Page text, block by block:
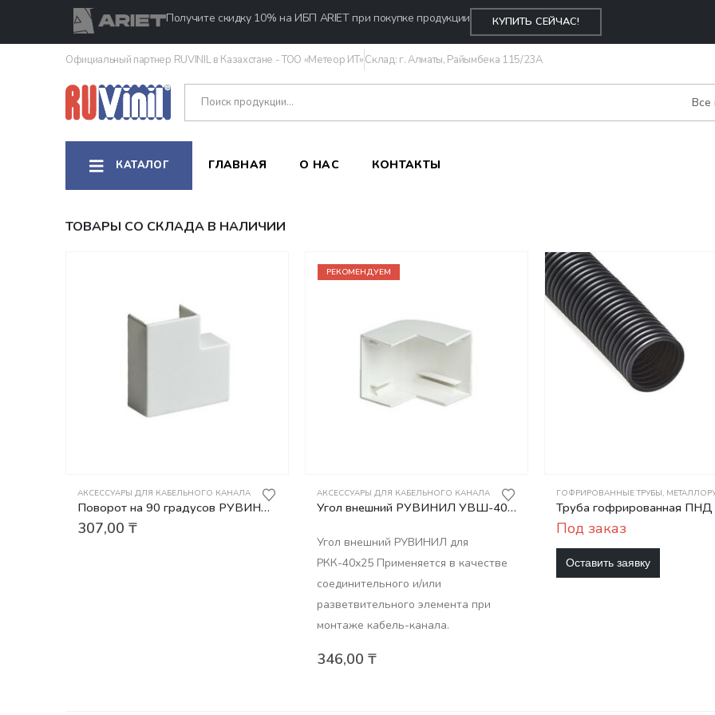
Получите скидку 10% на ИБП ARIET при покупке продукции КУПИТЬ СЕЙЧАС!
Официальный партнер RUVINIL в Казахстане - ТОО «Метеор ИТ»Склад: г. Алматы, Райымбека 115/23A
Все
КАТАЛОГ ГЛАВНАЯ О НАС КОНТАКТЫ
ТОВАРЫ СО СКЛАДА В НАЛИЧИИ
АКСЕССУАРЫ ДЛЯ КАБЕЛЬНОГО КАНАЛА
Поворот на 90 градусов РУВИНИЛ ПВР-40х25
307,00 ₸
РЕКОМЕНДУЕМ
АКСЕССУАРЫ ДЛЯ КАБЕЛЬНОГО КАНАЛА
Угол внешний РУВИНИЛ УВШ-40х25
Угол внешний РУВИНИЛ для
РКК-40х25 Применяется в качестве
соединительного и/или
разветвительного элемента при
монтаже кабель-канала.
346,00 ₸
ГОФРИРОВАННЫЕ ТРУБЫ,
Под заказ
Оставить заявку